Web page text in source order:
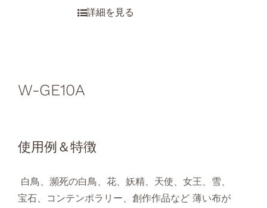
W-GE10A
使用例＆特徴
白鳥、瀕死の白鳥、花、妖精、天使、女王、雪、
宝石、コンテンポラリー、創作作品など 薄い布が